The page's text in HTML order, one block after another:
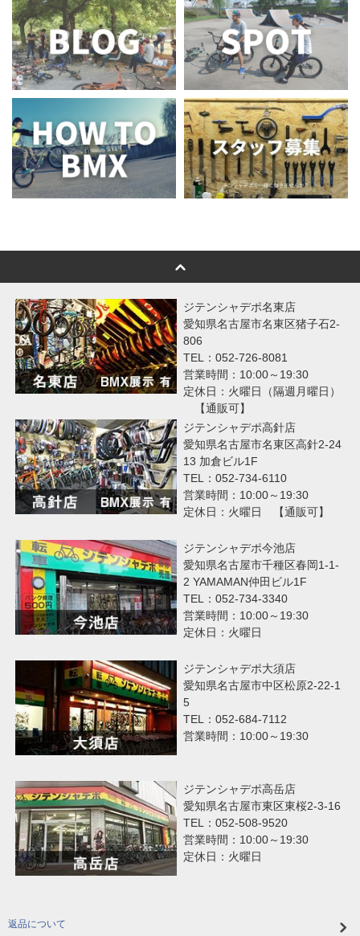
ジテンシャデポ名東店
愛知県名古屋市名東区猪子石2-
806
TEL：052-726-8081
営業時間：10:00～19:30
定休日：火曜日（隔週月曜日）
【通販可】
ジテンシャデポ高針店
愛知県名古屋市名東区高針2-24
13 加倉ビル1F
TEL：052-734-6110
営業時間：10:00～19:30
定休日：火曜日 【通販可】
ジテンシャデポ今池店
愛知県名古屋市千種区春岡1-1-
2 YAMAMAN仲田ビル1F
TEL：052-734-3340
営業時間：10:00～19:30
定休日：火曜日
ジテンシャデポ大須店
愛知県名古屋市中区松原2-22-1
5
TEL：052-684-7112
営業時間：10:00～19:30
ジテンシャデポ高岳店
愛知県名古屋市東区東桜2-3-16
TEL：052-508-9520
営業時間：10:00～19:30
定休日：火曜日
返品について